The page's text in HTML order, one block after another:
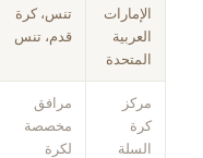
الإمارات
العربية
المتحدة
تنس، كرة
قدم، تنس
مركز
كرة
السلة
مرافق
مخصصة
لكرة